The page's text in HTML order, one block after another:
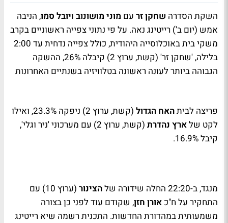
השקת הסדרה שחקן זר עם מוני מושונוב ויובל סמו, הניבה
אמש (יום ב') רייטינג נאה. על פי נתוני צפייה ראשוניים בקרב
משקי בית באוכלוסייה היהודית, כולל צפייה נדחית עד 2:00
בלילה, 'שחקן זר' (קשת, ערוץ 2) קיבלה 26%, ההשקה
הגבוהה ביותר לעונה ראשונה בטלוויזיה בשנתיים האחרונות
פריצה לביתהאח הגדול
(קשת, ערוץ 2) ניפקה 23.3%, ואילו
לקט שלארץ נהדרת
(קשת, ערוץ 2) עם מערכוני 'ניר וגלי',
קיבל 16.9%.
מנגד, ב-22:20 החלה שידורה של הצינור
(ערוץ 10) עם
התחקיר על ח"כאורן חזן, שקודם עוד לפני כן בצורה
משמעותית במהדורת החדשות. התכנית רשמה שיא רייטינג